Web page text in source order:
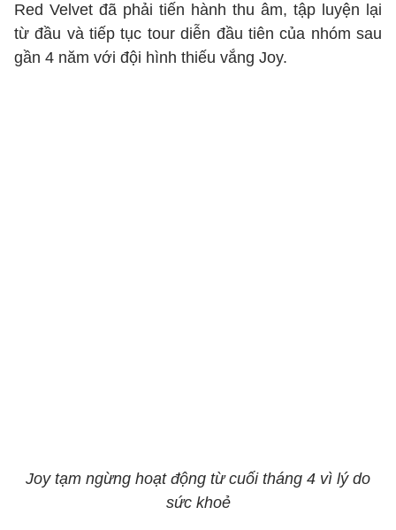
Red Velvet đã phải tiến hành thu âm, tập luyện lại
từ đầu và tiếp tục tour diễn đầu tiên của nhóm sau
gần 4 năm với đội hình thiếu vắng Joy.
Joy tạm ngừng hoạt động từ cuối tháng 4 vì lý do
sức khoẻ